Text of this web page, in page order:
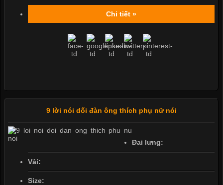
Chi tiết »
9 lời nói dối đàn ông thích phụ nữ nói
Đai lưng:
Vải:
Size: